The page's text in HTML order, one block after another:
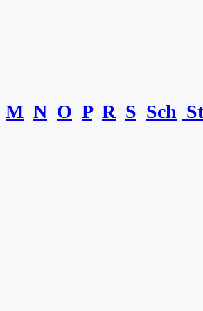
M N O P R S Sch St